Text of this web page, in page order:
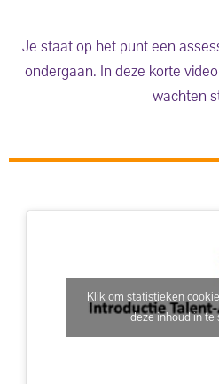
Je staat op het punt een
ondergaan. In deze korte
wachten
Klik om statistieken
deze inhoud in te